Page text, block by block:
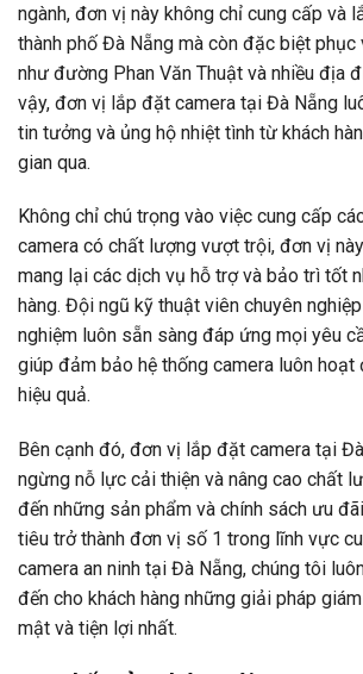
ngành, đơn vị này không chỉ cung cấp và
thành phố Đà Nẵng mà còn đặc biệt phục
như đường Phan Văn Thuật và nhiều địa
vậy, đơn vị lắp đặt camera tại Đà Nẵng
tin tưởng và ủng hộ nhiệt tình từ khách
gian qua.
Không chỉ chú trọng vào việc cung cấp
camera có chất lượng vượt trội, đơn vị
mang lại các dịch vụ hỗ trợ và bảo trì tốt
hàng. Đội ngũ kỹ thuật viên chuyên
nghiệm luôn sẵn sàng đáp ứng mọi yêu
giúp đảm bảo hệ thống camera luôn hoạt
hiệu quả.
Bên cạnh đó, đơn vị lắp đặt camera tại
ngừng nỗ lực cải thiện và nâng cao chất
đến những sản phẩm và chính sách ưu
tiêu trở thành đơn vị số 1 trong lĩnh vực
camera an ninh tại Đà Nẵng, chúng tôi
đến cho khách hàng những giải pháp
mật và tiện lợi nhất.